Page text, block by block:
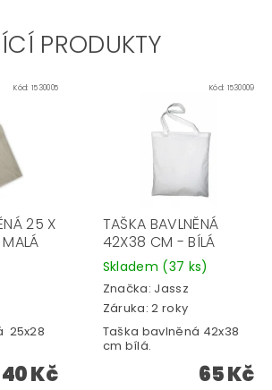
PRODUKTY
Kód:1530005
25 X
25x28
40 Kč
Kód: 1530009
TAŠKA BAVLNĚNÁ
42X38 CM - BÍLÁ
Skladem (37 ks)
Značka: Jassz
Záruka: 2 roky
Taška bavlněná 42x38
cm bílá.
65 Kč